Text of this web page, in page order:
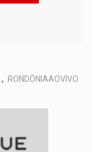
,
RONDÔNIAAOVIVO